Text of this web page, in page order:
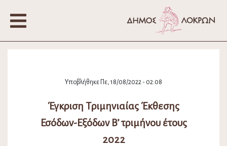
Υποβλήθηκε Πε, 18/08/2022 - 02:08
Έγκριση Τριμηνιαίας Έκθεσης
Εσόδων-Εξόδων Β’ τριμήνου έτους
2022